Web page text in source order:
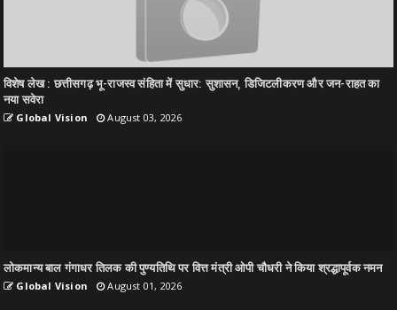
विशेष लेख : छत्तीसगढ़ भू-राजस्व संहिता में सुधार: सुशासन, डिजिटलीकरण और जन-राहत का
नया सवेरा
Global Vision August 03, 2026
लोकमान्य बाल गंगाधर तिलक की पुण्यतिथि पर वित्त मंत्री ओपी चौधरी ने किया श्रद्धापूर्वक नमन
Global Vision August 01, 2026